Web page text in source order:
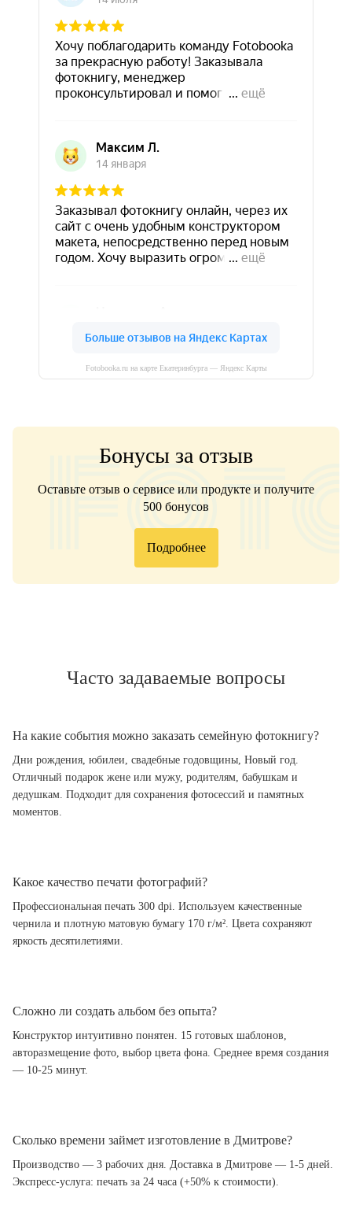
Fotobooka.ru на карте Екатеринбурга — Яндекс Карты
Бонусы за отзыв
Оставьте отзыв о сервисе или продукте и получите
500 бонусов
Подробнее
Часто задаваемые вопросы
На какие события можно заказать семейную фотокнигу?
Дни рождения, юбилеи, свадебные годовщины, Новый год.
Отличный подарок жене или мужу, родителям, бабушкам и
дедушкам. Подходит для сохранения фотосессий и памятных
моментов.
Какое качество печати фотографий?
Профессиональная печать 300 dpi. Используем качественные
чернила и плотную матовую бумагу 170 г/м². Цвета сохраняют
яркость десятилетиями.
Сложно ли создать альбом без опыта?
Конструктор интуитивно понятен. 15 готовых шаблонов,
авторазмещение фото, выбор цвета фона. Среднее время создания
— 10-25 минут.
Сколько времени займет изготовление в Дмитрове?
Производство — 3 рабочих дня. Доставка в Дмитрове — 1-5 дней.
Экспресс-услуга: печать за 24 часа (+50% к стоимости).